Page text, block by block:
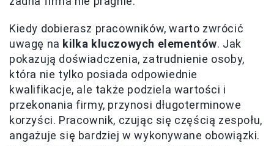
Kiedy dobierasz pracowników, warto zwrócić
uwagę na kilka kluczowych elementów. Jak
pokazują doświadczenia, zatrudnienie osoby,
która nie tylko posiada odpowiednie
kwalifikacje, ale także podziela wartości i
przekonania firmy, przynosi długoterminowe
korzyści. Pracownik, czując się częścią zespołu,
angażuje się bardziej w wykonywane obowiązki.